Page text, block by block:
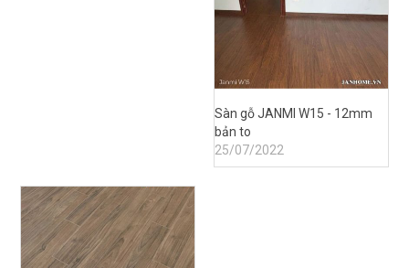
Sàn gỗ JANMI W15 - 12mm
bản to
25/07/2022